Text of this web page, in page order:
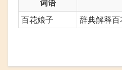
词语
百花娘子
辞典解释百